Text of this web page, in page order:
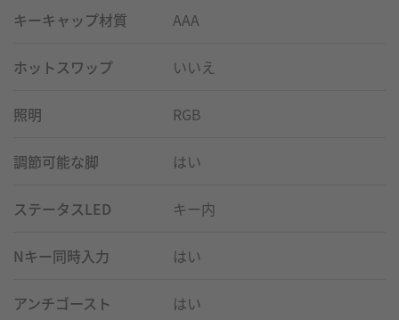
キーキャップ材質 AAA
ホットスワップ いいえ
照明 RGB
調節可能な脚 はい
ステータスLED キー内
Nキー同時入力 はい
アンチゴースト はい